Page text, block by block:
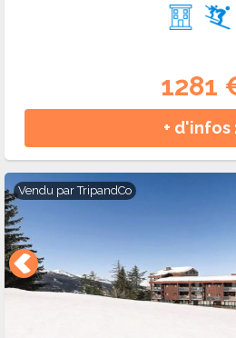
1281
+ d'infos
Vendu parTripandCo